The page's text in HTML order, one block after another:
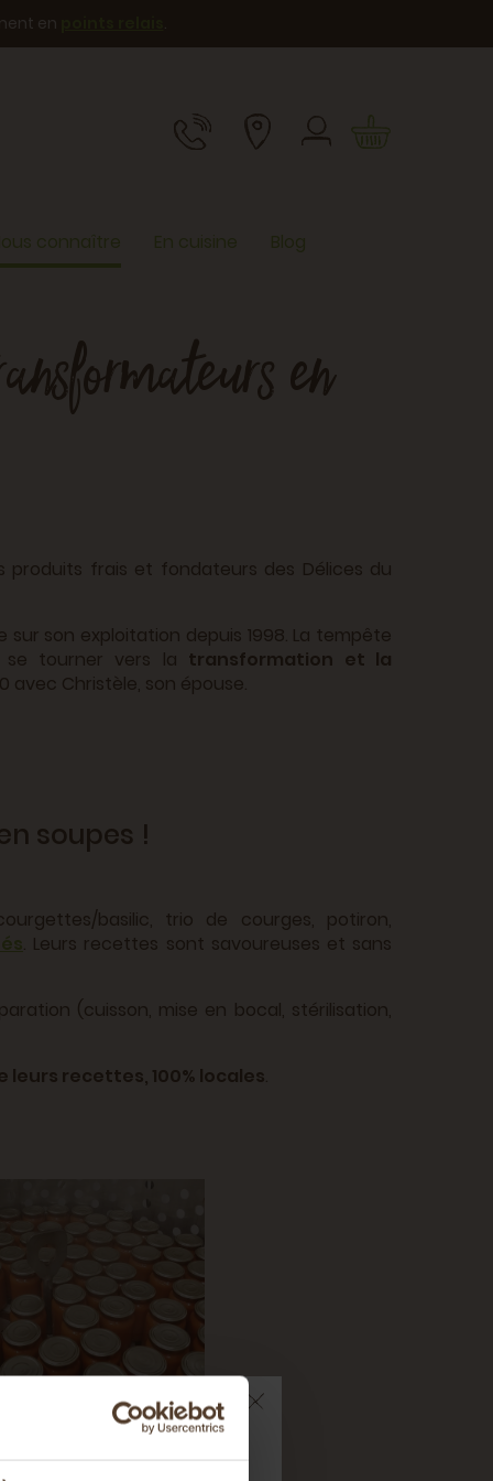
en .
connaître En cuisine Blog
en
produits frais et fondateurs des Délices du
sur son exploitation depuis 1998. La tempête
tourner vers la transformation et la
avec Christèle, son épouse.
soupes !
basilic, trio de courges, potiron,
. Leurs recettes sont savoureuses et sans
(cuisson, mise en bocal, stérilisation,
recettes, 100% locales.